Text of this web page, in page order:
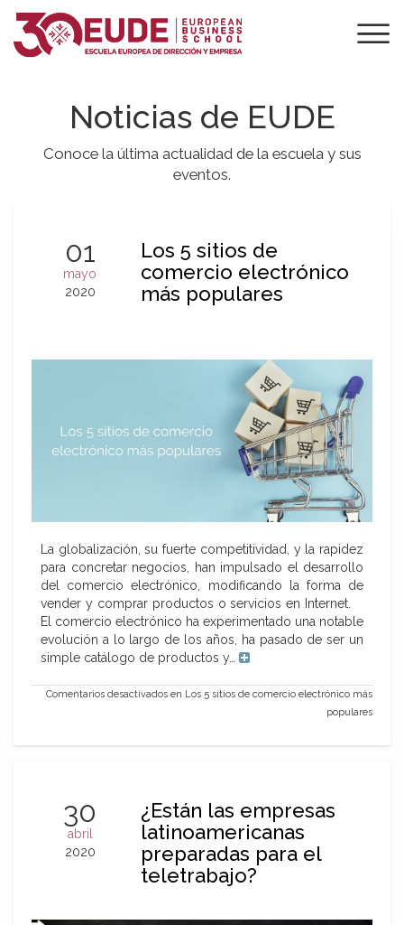
Noticias de EUDE
Conoce la última actualidad de la escuela y sus
eventos.
01
mayo
2020
Los 5 sitios de
comercio electrónico
más populares
La globalización, su fuerte competitividad, y la rapidez
para concretar negocios, han impulsado el desarrollo
del comercio electrónico, modificando la forma de
vender y comprar productos o servicios en Internet.
El comercio electrónico ha experimentado una notable
evolución a lo largo de los años, ha pasado de ser un
simple catálogo de productos y…
Comentarios desactivados en Los 5 sitios de comercio electrónico más
populares
30
abril
2020
¿Están las empresas
latinoamericanas
preparadas para el
teletrabajo?